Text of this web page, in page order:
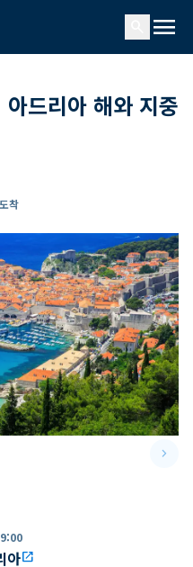
menu
드리아 해와 지중
착
keyboard_arrow_right
아open_in_new